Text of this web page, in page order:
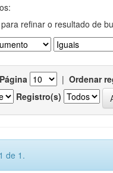
refinar o resultado de
| Ordenar
Registro(s)
de 1.